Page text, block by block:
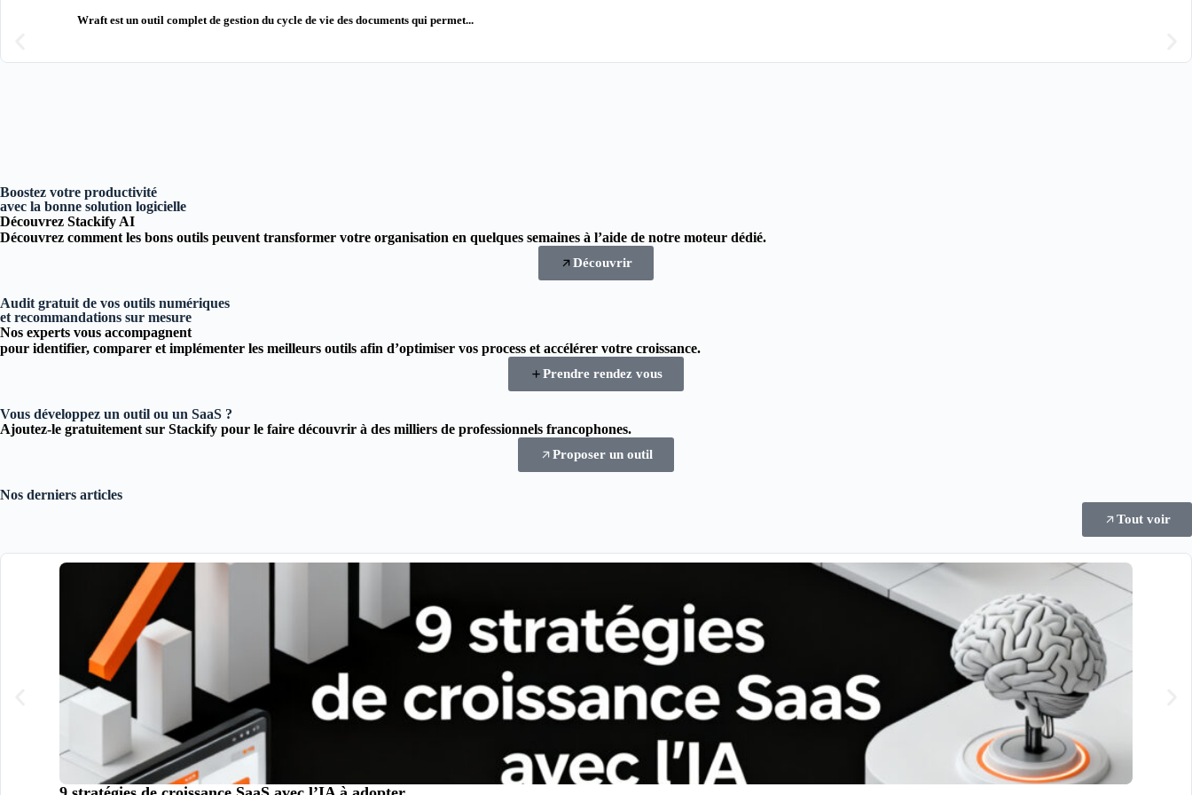
Wraft est un outil complet de gestion du cycle de vie des documents qui permet...
Boostez votre productivité
avec la bonne solution logicielle
Découvrez Stackify AI
Découvrez comment les bons outils peuvent transformer votre organisation en quelques semaines à l’aide de notre moteur dédié.
Découvrir
Audit gratuit de vos outils numériques
et recommandations sur mesure
Nos experts vous accompagnent
pour identifier, comparer et implémenter les meilleurs outils afin d’optimiser vos process et accélérer votre croissance.
Prendre rendez vous
Vous développez un outil ou un SaaS ?
Ajoutez-le gratuitement sur Stackify pour le faire découvrir à des milliers de professionnels francophones.
Proposer un outil
Nos derniers articles
Tout voir